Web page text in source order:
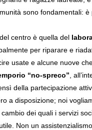
sono fondamentali:
centro è quella del
per riparare e
usate e alcune nuove
“no-spreco” ,
della partecipazione
a disposizione; noi
dei quali i servizi
Non un